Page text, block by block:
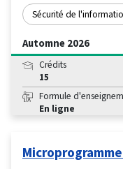
Sécurité de
Automne 2026
Crédits
15
Formule
En ligne